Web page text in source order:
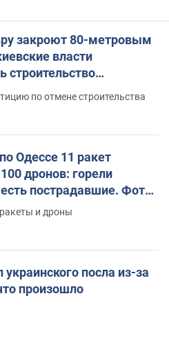
закроют 80-метровым
власти
строительство
по отмене строительства
Одессе 11 ракет
дронов: горели
пострадавшие. Фото
и дроны
посла из-за
произошло